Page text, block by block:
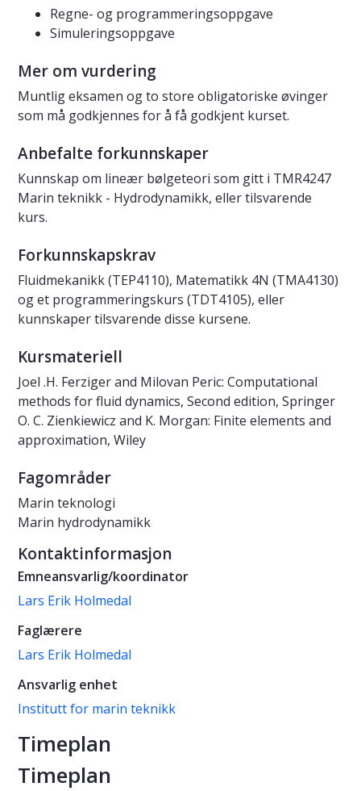
Regne- og programmeringsoppgave
Simuleringsoppgave
Mer om vurdering
Muntlig eksamen og to store obligatoriske øvinger
som må godkjennes for å få godkjent kurset.
Anbefalte forkunnskaper
Kunnskap om lineær bølgeteori som gitt i TMR4247
Marin teknikk - Hydrodynamikk, eller tilsvarende
kurs.
Forkunnskapskrav
Fluidmekanikk (TEP4110), Matematikk 4N (TMA4130)
og et programmeringskurs (TDT4105), eller
kunnskaper tilsvarende disse kursene.
Kursmateriell
Joel .H. Ferziger and Milovan Peric: Computational
methods for fluid dynamics, Second edition, Springer
O. C. Zienkiewicz and K. Morgan: Finite elements and
approximation, Wiley
Fagområder
Marin teknologi
Marin hydrodynamikk
Kontaktinformasjon
Emneansvarlig/koordinator
Lars Erik Holmedal
Faglærere
Lars Erik Holmedal
Ansvarlig enhet
Institutt for marin teknikk
Timeplan
Timeplan